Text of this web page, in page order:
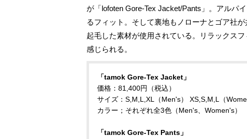
が「lofoten Gore-Tex Jacket/Pants」。アルパ
るフィット。そして裏地もノローナとゴア社
起毛した素材が使用されている。リラックス
感じられる。
「tamok Gore-Tex Jacket」
価格：81,400円（税込）
サイズ：S,M,L,XL（Men's） XS,S,M,L（
カラー；それぞれ全3色（Men's、Women's）
「tamok Gore-Tex Pants」